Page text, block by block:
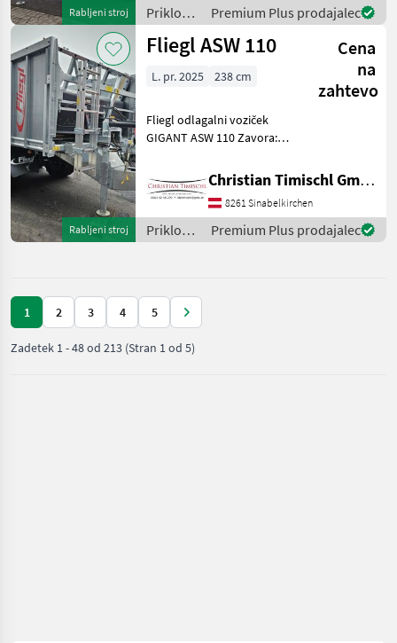
Rabljeni stroj
40km/h COC Pabiere +
Bereifung 700/50-22, 5
Priklopniki
/ Fliegl
Premium Plus prodajalec
Rabljeni stroj
Fliegl ASW 110
Cena
na
zahtevo
L. pr. 2025 238 cm
Fliegl odlagalni voziček
GIGANT ASW 110 Zavora:
podporna noga Priklopniki
Priklopnik s potisno steno
Christian Timischl GmbH
8261 Sinabelkirchen
Priklopniki
/ Fliegl
Premium Plus prodajalec
1 2 3 4 5
Zadetek 1-48od 213 (Stran 1 od 5)